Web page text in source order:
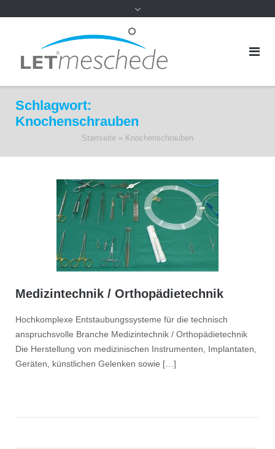
Schlagwort:
Knochenschrauben
Startseite » Knochenschrauben
Medizintechnik / Orthopädietechnik
Hochkomplexe Entstaubungssysteme für die technisch
anspruchsvolle Branche Medizintechnik / Orthopädietechnik
Die Herstellung von medizinischen Instrumenten, Implantaten,
Geräten, künstlichen Gelenken sowie […]